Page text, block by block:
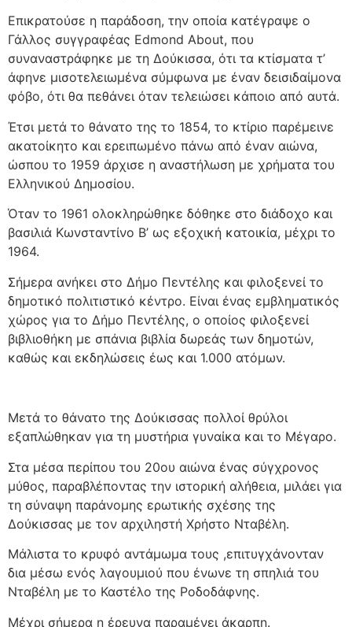
Επικρατούσε η παράδοση, την οποία κατέγραψε ο
Γάλλος συγγραφέας Edmond About, που
συναναστράφηκε με τη Δούκισσα, ότι τα κτίσματα τ’
άφηνε μισοτελειωμένα σύμφωνα με έναν δεισιδαίμονα
φόβο, ότι θα πεθάνει όταν τελειώσει κάποιο από αυτά.
Έτσι μετά το θάνατο της το 1854, το κτίριο παρέμεινε
ακατοίκητο και ερειπωμένο πάνω από έναν αιώνα,
ώσπου το 1959 άρχισε η αναστήλωση με χρήματα του
Ελληνικού Δημοσίου.
Όταν το 1961 ολοκληρώθηκε δόθηκε στο διάδοχο και
βασιλιά Κωνσταντίνο Β’ ως εξοχική κατοικία, μέχρι το
1964.
Σήμερα ανήκει στο Δήμο Πεντέλης και φιλοξενεί το
δημοτικό πολιτιστικό κέντρο. Είναι ένας εμβληματικός
χώρος για το Δήμο Πεντέλης, ο οποίος φιλοξενεί
βιβλιοθήκη με σπάνια βιβλία δωρεάς των δημοτών,
καθώς και εκδηλώσεις έως και 1.000 ατόμων.
Μετά το θάνατο της Δούκισσας πολλοί θρύλοι
εξαπλώθηκαν για τη μυστήρια γυναίκα και το Μέγαρο.
Στα μέσα περίπου του 20ου αιώνα ένας σύγχρονος
μύθος, παραβλέποντας την ιστορική αλήθεια, μιλάει για
τη σύναψη παράνομης ερωτικής σχέσης της
Δούκισσας με τον αρχιληστή Χρήστο Νταβέλη.
Μάλιστα το κρυφό αντάμωμα τους ,επιτυγχάνονταν
δια μέσω ενός λαγουμιού που ένωνε τη σπηλιά του
Νταβέλη με το Καστέλο της Ροδοδάφνης.
Μέχρι σήμερα η έρευνα παραμένει άκαρπη.